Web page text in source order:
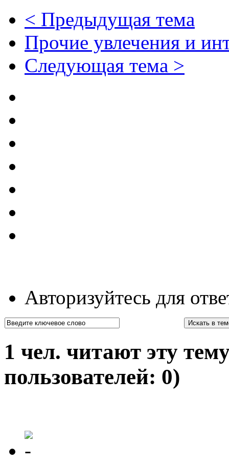
< Предыдущая тема
Прочие увлечения и
Следующая тема >
Авторизуйтесь для
1 чел. читают эту
пользователей: 0)